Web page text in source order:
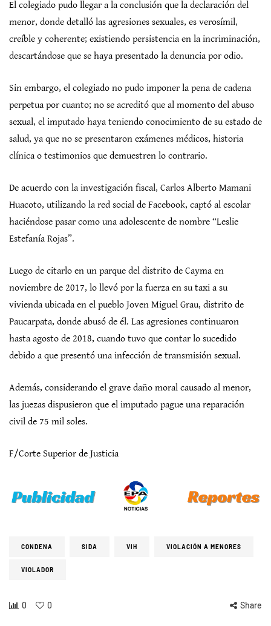
El colegiado pudo llegar a la conclusión que la declaración del
menor, donde detalló las agresiones sexuales, es verosímil,
creíble y coherente; existiendo persistencia en la incriminación,
descartándose que se haya presentado la denuncia por odio.
Sin embargo, el colegiado no pudo imponer la pena de cadena
perpetua por cuanto; no se acreditó que al momento del abuso
sexual, el imputado haya teniendo conocimiento de su estado de
salud, ya que no se presentaron exámenes médicos, historia
clínica o testimonios que demuestren lo contrario.
De acuerdo con la investigación fiscal, Carlos Alberto Mamani
Huacoto, utilizando la red social de Facebook, captó al escolar
haciéndose pasar como una adolescente de nombre “Leslie
Estefanía Rojas”.
Luego de citarlo en un parque del distrito de Cayma en
noviembre de 2017, lo llevó por la fuerza en su taxi a su
vivienda ubicada en el pueblo Joven Miguel Grau, distrito de
Paucarpata, donde abusó de él. Las agresiones continuaron
hasta agosto de 2018, cuando tuvo que contar lo sucedido
debido a que presentó una infección de transmisión sexual.
Además, considerando el grave daño moral causado al menor,
las juezas dispusieron que el imputado pague una reparación
civil de 75 mil soles.
F/Corte Superior de Justicia
CONDENA SIDA VIH VIOLACIÓN A MENORES
VIOLADOR
0 0 Share